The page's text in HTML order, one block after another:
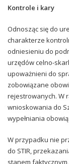
Kontrole i kary
Odnosząc się do
charakterze
odniesieniu do
urzędów celno-
upoważnieni do
zobowiązane
rejestrowanych. W
wnioskowania do
wypełniania
W przypadku nie
do STIR,
stanem